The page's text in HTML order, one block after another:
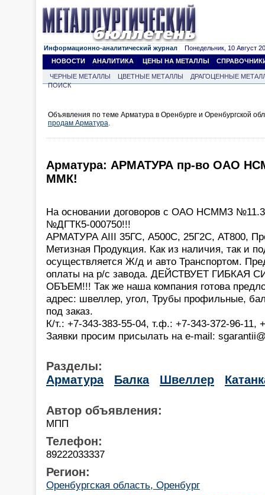
Информационно-аналитический журнал Понедельник, 10 Август
НОВОСТИ
АНАЛИТИКА ЦЕНЫ НА МЕТАЛЛЫ
ЧЕРНЫЕ МЕТАЛЛЫ ЦВЕТНЫЕ МЕТАЛЛЫ
ДРАГОЦЕННЫЕ
ПОИСК
Объявления по теме Арматура в Оренбурге и Оренбургской
продам Арматура.
Арматура: АРМАТУРА пр-во ОАО
ММК!
На основании договоров с ОАО НСММЗ
№ДГТК5-000750!!!
АРМАТУРА АIII 35ГС, А500С, 25Г2С, АТ800,
Метизная Продукция. Как из наличия, так и
осуществляется Ж/д и авто Транспортом.
оплаты на р/с завода. ДЕЙСТВУЕТ ГИБКАЯ
ОБЪЕМ!!! Так же наша компания готова
адрес: швеллер, угол, Трубы профильные,
под заказ.
К/т.: +7-343-383-55-04, т.ф.: +7-343-372-96-11,
Заявки просим присылать на e-mail:
Разделы:
Арматура
Балка Швеллер
Автор объявления:
МПП
Телефон:
89222033337
Регион:
Оренбургская область, Оренбург